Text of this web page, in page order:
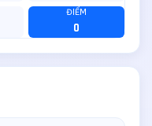
ĐIỂM
0